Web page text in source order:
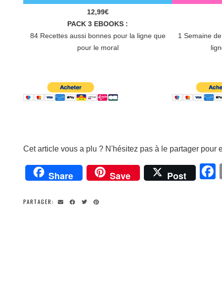
12,99€
PACK 3 EBOOKS :
84 Recettes aussi bonnes pour la ligne que
pour le moral
1 Semaine
Cet article vous a plu ? N'hésitez pas à le partager pour
Share Save Post
PARTAGER: